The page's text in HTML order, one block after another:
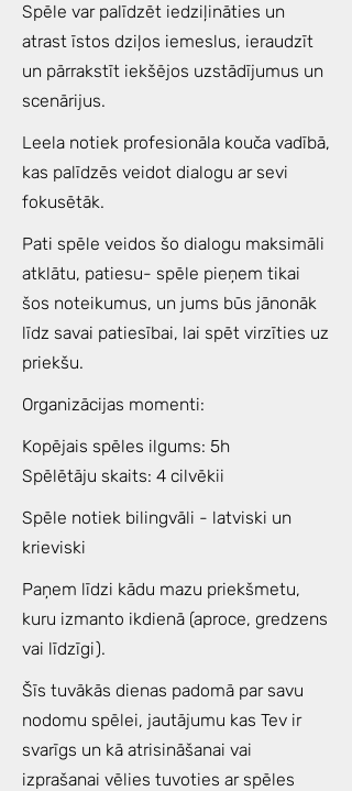
Spēle var palīdzēt iedziļināties un
atrast īstos dziļos iemeslus, ieraudzīt
un pārrakstīt iekšējos uzstādījumus un
scenārijus.
Leela notiek profesionāla kouča vadībā,
kas palīdzēs veidot dialogu ar sevi
fokusētāk.
Pati spēle veidos šo dialogu maksimāli
atklātu, patiesu- spēle pieņem tikai
šos noteikumus, un jums būs jānonāk
līdz savai patiesībai, lai spēt virzīties uz
priekšu.
Organizācijas momenti:
Kopējais spēles ilgums: 5h
Spēlētāju skaits: 4 cilvēkii
Spēle notiek bilingvāli - latviski un
krieviski
Paņem līdzi kādu mazu priekšmetu,
kuru izmanto ikdienā (aproce, gredzens
vai līdzīgi).
Šīs tuvākās dienas padomā par savu
nodomu spēlei, jautājumu kas Tev ir
svarīgs un kā atrisināšanai vai
izprašanai vēlies tuvoties ar spēles